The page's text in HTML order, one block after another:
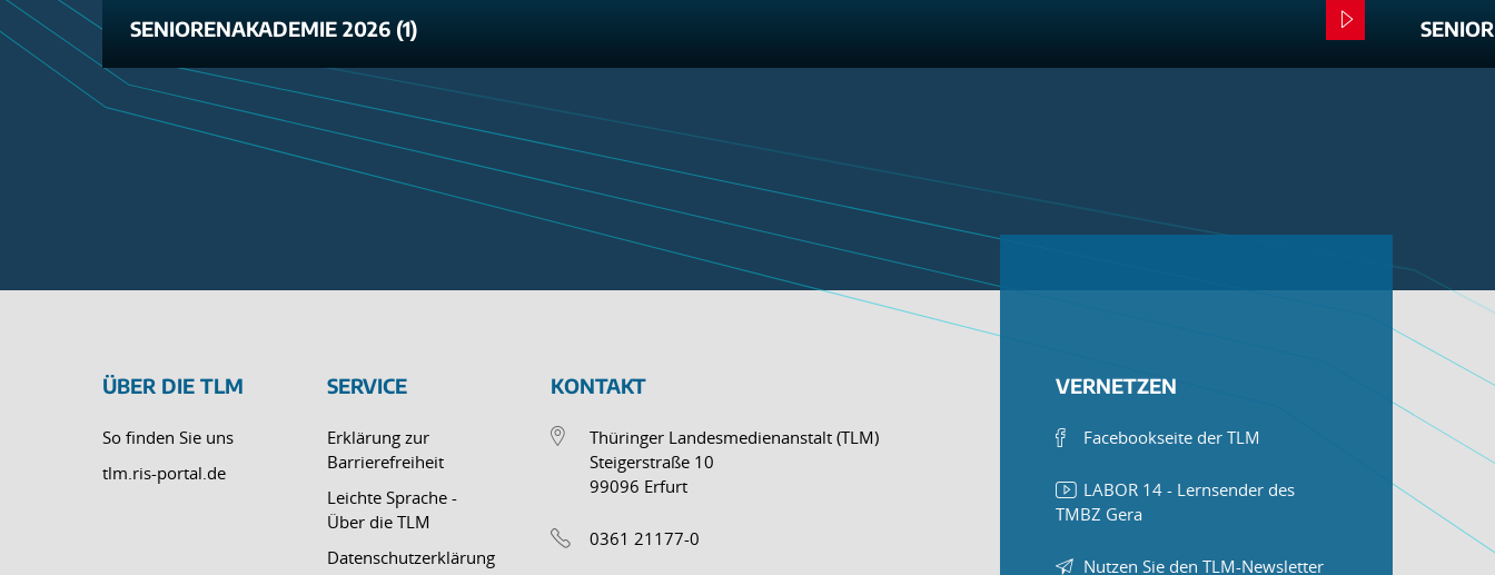
SENIORENAKADEMIE 2026 (1)
ÜBER DIE TLM
So finden Sie uns
tlm.ris-portal.de
SERVICE
Erklärung zur
Barrierefreiheit
Leichte Sprache -
Über die TLM
Datenschutzerklärung
KONTAKT
Thüringer Landesmedienanstalt (TLM)
Steigerstraße 10
99096 Erfurt
0361 21177-0
VERNETZEN
Facebookseite der TLM
LABOR 14 - Lernsender des
TMBZ Gera
Nutzen Sie den TLM-Newsletter